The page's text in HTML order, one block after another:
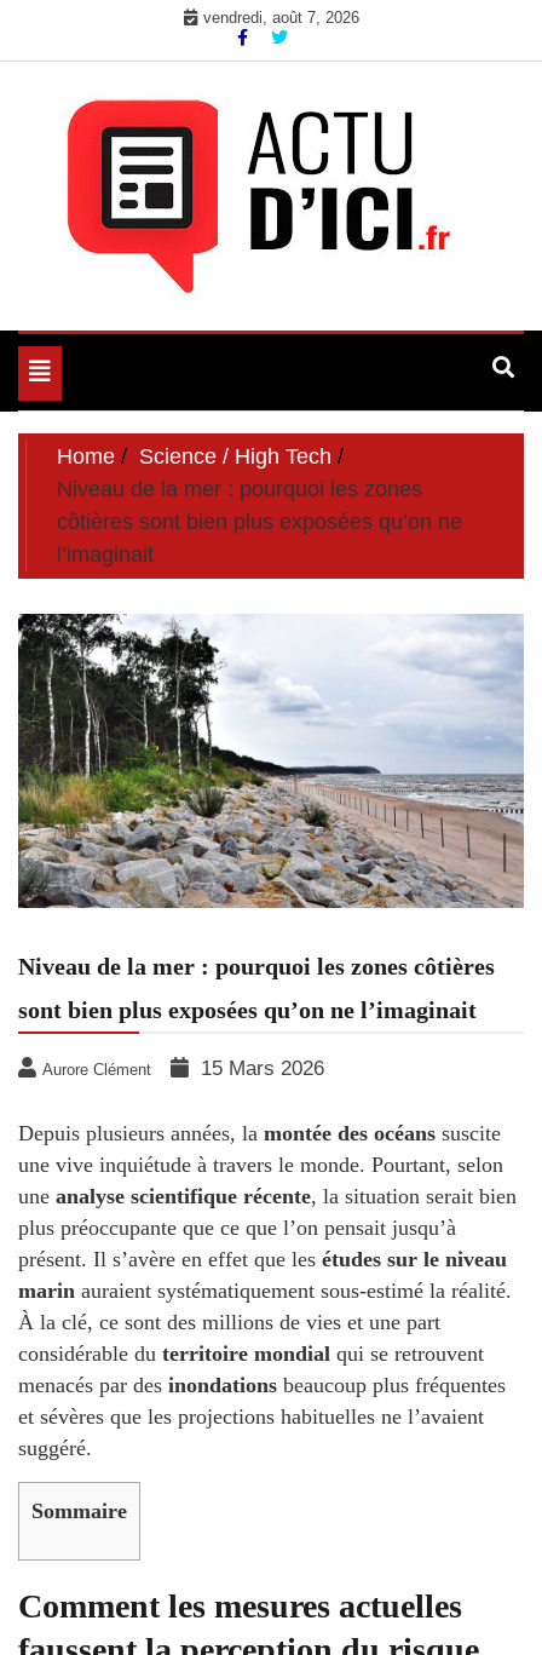
vendredi, août 7, 2026
Actu d'Ici
Toggle
navigation
Home
Science / High Tech
Niveau de la mer : pourquoi les zones
côtières sont bien plus exposées qu’on ne
l’imaginait
Niveau de la mer : pourquoi les zones côtières
sont bien plus exposées qu’on ne l’imaginait
Aurore Clément 15 Mars 2026
Depuis plusieurs années, la montée des océans suscite
une vive inquiétude à travers le monde. Pourtant, selon
une analyse scientifique récente, la situation serait bien
plus préoccupante que ce que l’on pensait jusqu’à
présent. Il s’avère en effet que les études sur le niveau
marin auraient systématiquement sous-estimé la réalité.
À la clé, ce sont des millions de vies et une part
considérable du territoire mondial qui se retrouvent
menacés par des inondations beaucoup plus fréquentes
et sévères que les projections habituelles ne l’avaient
suggéré.
Sommaire
Comment les mesures actuelles